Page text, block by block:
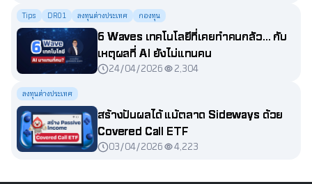
Tips DR01 ลงทุนต่างประเทศ กองทุน
6 Waves เทคโนโลยีที่เคยทำคนกลัว... กับ
เหตุผลที่ AI ยังไม่แทนคน
24/04/2026 2,304
ลงทุนต่างประเทศ
สร้างปันผลได้ แม้ตลาด Sideways ด้วย
Covered Call ETF
03/04/2026 4,223